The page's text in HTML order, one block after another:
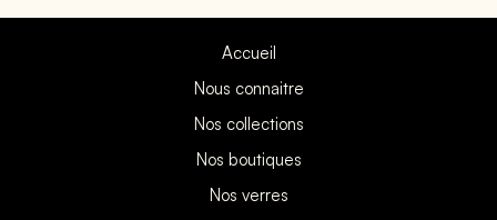
Accueil
Nous connaitre
Nos collections
Nos boutiques
Nos verres